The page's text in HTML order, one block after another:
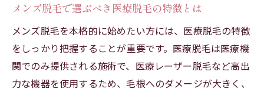
メンズ脱毛で選ぶべき医療脱毛の特徴とは
メンズ脱毛を本格的に始めたい方には、医療脱毛の特徴
をしっかり把握することが重要です。医療脱毛は医療機
関でのみ提供される施術で、医療レーザー脱毛など高出
力な機器を使用するため、毛根へのダメージが大きく、